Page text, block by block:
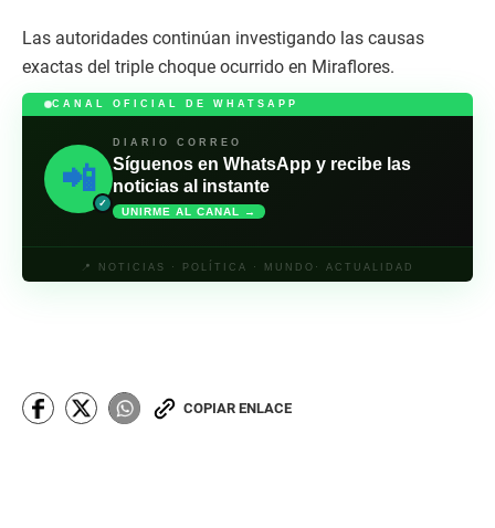
Las autoridades continúan investigando las causas
exactas del triple choque ocurrido en Miraflores.
CANAL OFICIAL DE WHATSAPP
📲
✓
DIARIO CORREO
Síguenos en WhatsApp y recibe las
noticias al instante
UNIRME AL CANAL →
📍 NOTICIAS · POLÍTICA · MUNDO· ACTUALIDAD
COPIAR ENLACE